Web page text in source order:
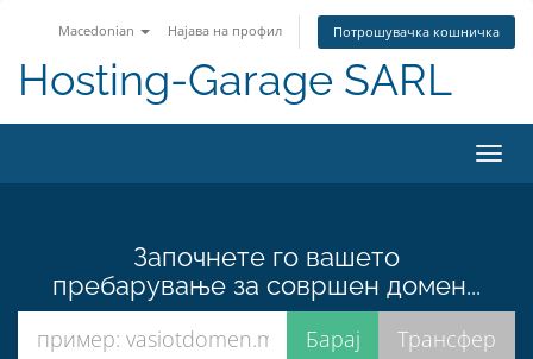
Macedonian Најава на профил Потрошувачка кошничка
Hosting-Garage SARL
ја
Започнете го вашето
пребарување за совршен домен...